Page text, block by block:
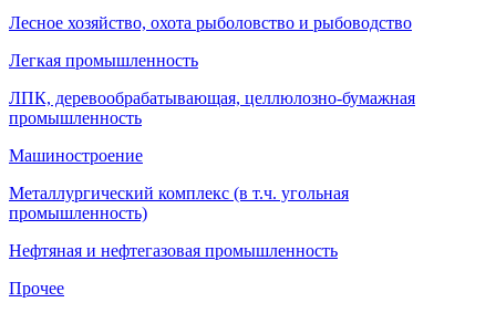
Лесное хозяйство, охота рыболовство и рыбоводство
Легкая промышленность
ЛПК, деревообрабатывающая, целлюлозно-бумажная
промышленность
Машиностроение
Металлургический комплекс (в т.ч. угольная
промышленность)
Нефтяная и нефтегазовая промышленность
Прочее